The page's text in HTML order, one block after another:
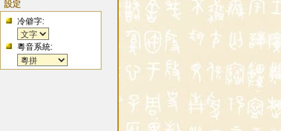
設定
冷僻字:
粵音系統: